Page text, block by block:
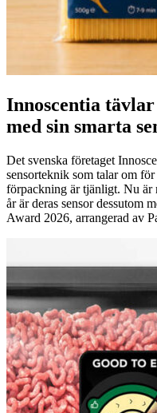
Innoscentia
med sin smarta
Det svenska företaget
sensorteknik som talar om
förpackning är tjänligt. Nu är
år är deras sensor dessutom
Award 2026, arrangerad av